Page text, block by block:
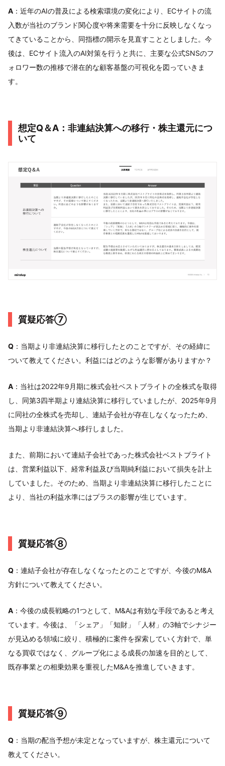
A ：近年のAIの普及による検索環境の変化により、ECサイトの流
入数が当社のブランド関心度や将来需要を十分に反映しなくなっ
てきていることから、同指標の開示を見直すこととしました。今
後は、ECサイト流入のAI対策を行うと共に、主要な公式SNSのフ
ォロワー数の推移で潜在的な顧客基盤の可視化を図っていきま
す。
想定Q＆A：非連結決算への移行・株主還元につ
いて
質疑応答⑦
Q ：当期より非連結決算に移行したとのことですが、その経緯に
ついて教えてください。利益にはどのような影響がありますか？
A ：当社は2022年9月期に株式会社ベストブライトの全株式を取得
し、同第3四半期より連結決算に移行していましたが、2025年9月
に同社の全株式を売却し、連結子会社が存在しなくなったため、
当期より非連結決算へ移行しました。
また、前期において連結子会社であった株式会社ベストブライト
は、営業利益以下、経常利益及び当期純利益において損失を計上
していました。そのため、当期より非連結決算に移行したことに
より、当社の利益水準にはプラスの影響が生じています。
質疑応答⑧
Q ：連結子会社が存在しなくなったとのことですが、今後のM&A
方針について教えてください。
A ：今後の成長戦略の1つとして、M&Aは有効な手段であると考え
ています。今後は、「シェア」「知財」「人材」の3軸でシナジー
が見込める領域に絞り、積極的に案件を探索していく方針で、単
なる買収ではなく、グループ化による成長の加速を目的として、
既存事業との相乗効果を重視したM&Aを推進していきます。
質疑応答⑨
Q ：当期の配当予想が未定となっていますが、株主還元について
教えてください。